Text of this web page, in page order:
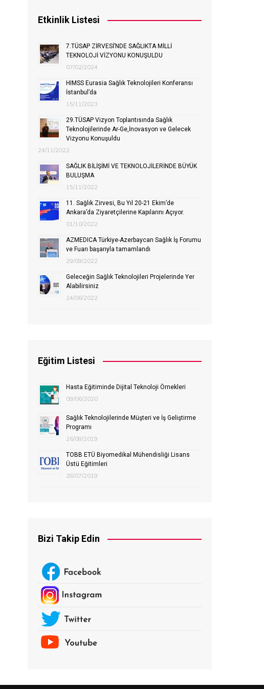
Etkinlik Listesi
7.TÜSAP ZİRVESİ’NDE SAĞLIKTA MİLLİ
TEKNOLOJİ VİZYONU KONUŞULDU
07/02/2024
HIMSS Eurasia Sağlık Teknolojileri Konferansı
İstanbul’da
15/11/2023
29.TÜSAP Vizyon Toplantısında Sağlık
Teknolojilerinde Ar-Ge,İnovasyon ve Gelecek
Vizyonu Konuşuldu
24/11/2022
SAĞLIK BİLİŞİMİ VE TEKNOLOJİLERİNDE BÜYÜK
BULUŞMA
15/11/2022
11. Sağlık Zirvesi, Bu Yıl 20-21 Ekim’de
Ankara’da Ziyaretçilerine Kapılarını Açıyor.
01/10/2022
AZMEDICA Türkiye-Azerbaycan Sağlık İş Forumu
ve Fuarı başarıyla tamamlandı
29/09/2022
Geleceğin Sağlık Teknolojileri Projelerinde Yer
Alabilirsiniz
24/06/2022
Eğitim Listesi
Hasta Eğitiminde Dijital Teknoloji Örnekleri
09/06/2020
Sağlık Teknolojilerinde Müşteri ve İş Geliştirme
Programı
26/08/2019
TOBB ETÜ Biyomedikal Mühendisliği Lisans
Üstü Eğitimleri
28/07/2019
Bizi Takip Edin